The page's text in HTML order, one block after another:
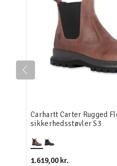
Carhartt Carter Rugged
sikkerhedsstøvler S3
1.619,00 kr.